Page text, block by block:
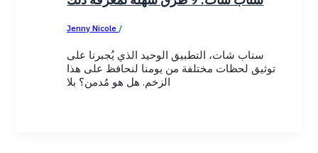
Jenny Nicole /
سناب شات، التطبيق الوحيد الذي يُجبرنا على
توثيق لحظات مختلفة من يومنا لنحافظ على هذا
الزخم. هل هو مُدمن؟ بلا